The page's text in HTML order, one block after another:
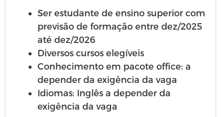
Ser estudante de ensino superior com
previsão de formação entre dez/2025
até dez/2026
Diversos cursos elegíveis
Conhecimento em pacote office: a
depender da exigência da vaga
Idiomas: Inglês a depender da
exigência da vaga